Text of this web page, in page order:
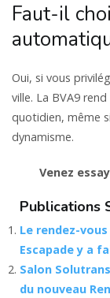
Faut-il
Oui, si vous
ville. La BVA9
quotidien, même
dynamisme.
Venez
Publications
Le rendez-
Escapade y a
Salon
du nouveau